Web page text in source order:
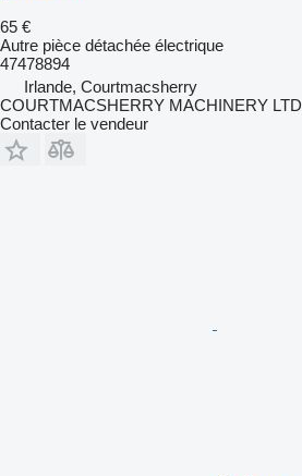
65 €
Autre pièce détachée électrique
47478894
Irlande, Courtmacsherry
COURTMACSHERRY MACHINERY LTD
Contacter le vendeur